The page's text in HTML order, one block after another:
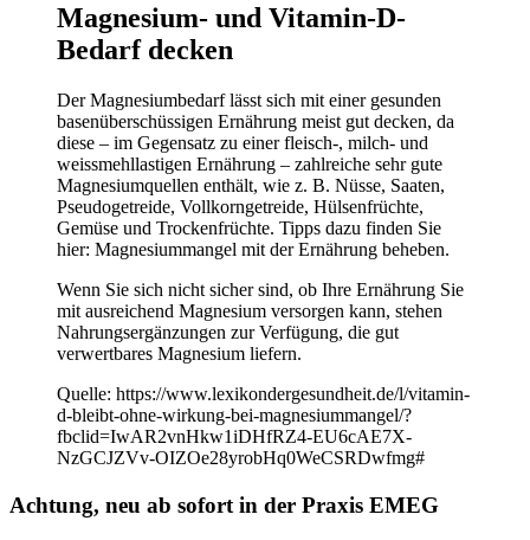
Magnesium- und Vitamin-D-
Bedarf decken
Der Magnesiumbedarf lässt sich mit einer gesunden
basenüberschüssigen Ernährung meist gut decken, da
diese – im Gegensatz zu einer fleisch-, milch- und
weissmehllastigen Ernährung – zahlreiche sehr gute
Magnesiumquellen enthält, wie z. B. Nüsse, Saaten,
Pseudogetreide, Vollkorngetreide, Hülsenfrüchte,
Gemüse und Trockenfrüchte. Tipps dazu finden Sie
hier: Magnesiummangel mit der Ernährung beheben.
Wenn Sie sich nicht sicher sind, ob Ihre Ernährung Sie
mit ausreichend Magnesium versorgen kann, stehen
Nahrungsergänzungen zur Verfügung, die gut
verwertbares Magnesium liefern.
Quelle: https://www.lexikondergesundheit.de/l/vitamin-
d-bleibt-ohne-wirkung-bei-magnesiummangel/?
fbclid=IwAR2vnHkw1iDHfRZ4-EU6cAE7X-
NzGCJZVv-OIZOe28yrobHq0WeCSRDwfmg#
Achtung, neu ab sofort in der Praxis EMEG